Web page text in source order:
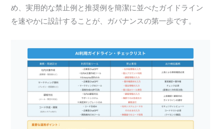
め、実用的な禁止例と推奨例を簡潔に並べたガイドライン
を速やかに設計することが、ガバナンスの第一歩です。